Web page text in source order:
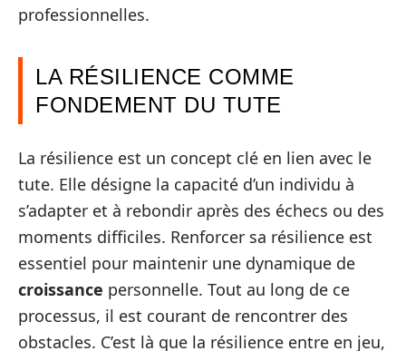
professionnelles.
LA RÉSILIENCE COMME
FONDEMENT DU TUTE
La résilience est un concept clé en lien avec le
tute. Elle désigne la capacité d’un individu à
s’adapter et à rebondir après des échecs ou des
moments difficiles. Renforcer sa résilience est
essentiel pour maintenir une dynamique de
croissance personnelle. Tout au long de ce
processus, il est courant de rencontrer des
obstacles. C’est là que la résilience entre en jeu,